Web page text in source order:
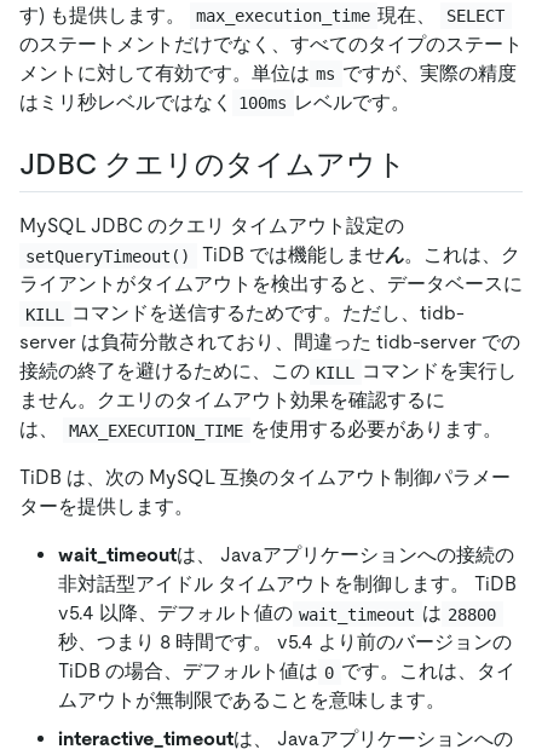
す) も提供します。
max_execution_time 現在、 SELECT
のステートメントだけでなく、すべてのタイプのステート
メントに対して有効です。単位は ms ですが、実際の精度
はミリ秒レベルではなく
100ms レベルです。
JDBC クエリのタイムアウト
MySQL JDBC のクエリ タイムアウト設定の
setQueryTimeout() TiDB では機能しません。これは、ク
ライアントがタイムアウトを検出すると、データベースに
KILL
コマンドを送信するためです。ただし、tidb-
server は負荷分散されており、間違った tidb-server での
接続の終了を避けるために、この KILL
コマンドを実行し
ません。クエリのタイムアウト効果を確認するに
は、
MAX_EXECUTION_TIME を使用する必要があります。
TiDB は、次の MySQL 互換のタイムアウト制御パラメー
ターを提供します。
wait_timeoutは、 Javaアプリケーションへの接続の
非対話型アイドル タイムアウトを制御します。 TiDB
v5.4 以降、デフォルト値の wait_timeout は 28800
秒、つまり 8 時間です。 v5.4 より前のバージョンの
TiDB の場合、デフォルト値は 0 です。これは、タイ
ムアウトが無制限であることを意味します。
interactive_timeoutは、 Javaアプリケーションへの